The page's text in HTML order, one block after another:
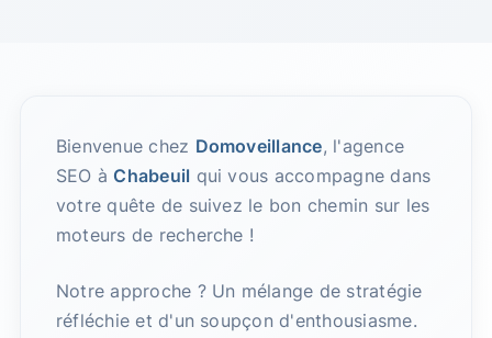
Bienvenue chez Domoveillance, l'agence
SEO à Chabeuil qui vous accompagne dans
votre quête de suivez le bon chemin sur les
moteurs de recherche !
Notre approche ? Un mélange de stratégie
réfléchie et d'un soupçon d'enthousiasme.